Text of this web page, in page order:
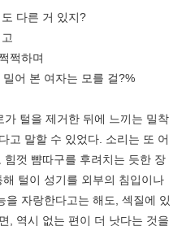
다른 거 있지?
쩍하며
어 본 여자는 모를 걸?%
털을 제거한 뒤에 느끼는 밀착
고 말할 수 있었다. 소리는 또 어
껏 뺨따구를 후려치는 듯한 장
털이 성기를 외부의 침입이나
을 자랑한다고는 해도, 섹질에 있
, 역시 없는 편이 더 낫다는 것을